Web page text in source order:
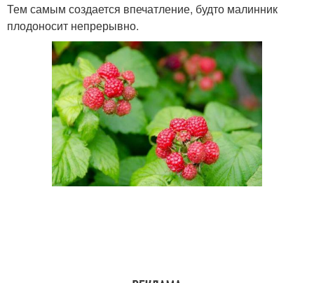
Тем самым создается впечатление, будто малинник
плодоносит непрерывно.